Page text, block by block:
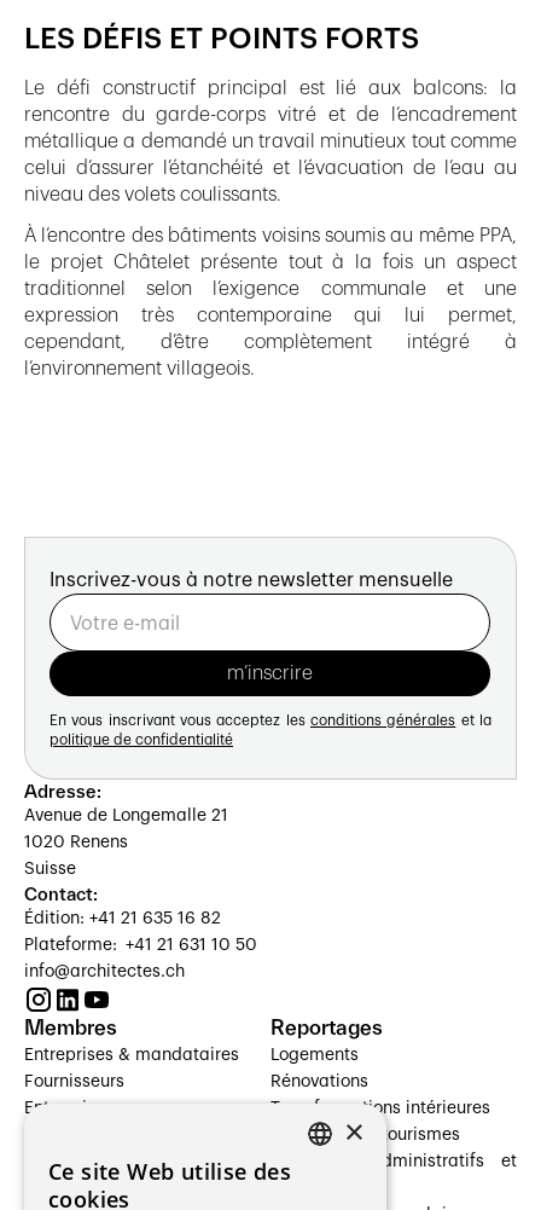
LES DÉFIS ET POINTS FORTS
Le défi constructif principal est lié aux balcons: la
rencontre du garde-corps vitré et de l’encadrement
métallique a demandé un travail minutieux tout comme
celui d’assurer l’étanchéité et l’évacuation de l’eau au
niveau des volets coulissants.
À l’encontre des bâtiments voisins soumis au même PPA,
le projet Châtelet présente tout à la fois un aspect
traditionnel selon l’exigence communale et une
expression très contemporaine qui lui permet,
cependant, d’être complètement intégré à
l’environnement villageois.
Inscrivez-vous à notre newsletter mensuelle
En vous inscrivant vous acceptez les conditions générales et la
politique de confidentialité
Adresse:
Avenue de Longemalle 21
1020 Renens
Suisse
Contact:
Édition: +41 21 635 16 82
Plateforme: +41 21 631 10 50
info@architectes.ch
Membres
Entreprises & mandataires
Fournisseurs
Entreprises
Architectes paysagistes
Architectes d'intérieur
Reportages
Logements
Rénovations
Transformations intérieures
Hôtelleries et tourismes
Bâtiments administratifs et
×
Ce site Web utilise des
cookies